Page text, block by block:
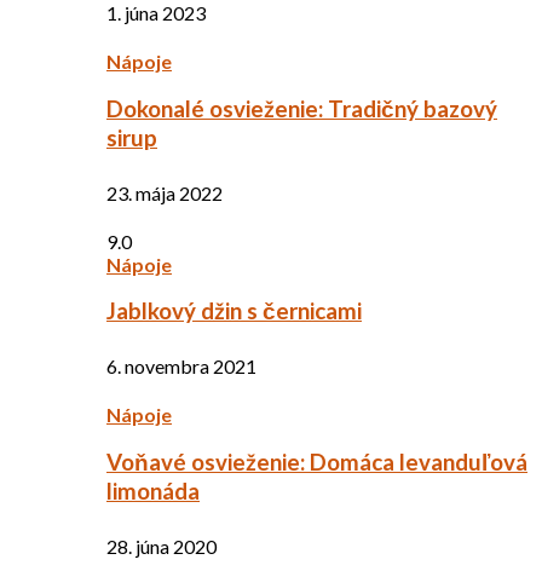
1. júna 2023
Nápoje
Dokonalé osvieženie: Tradičný bazový
sirup
23. mája 2022
9.0
Nápoje
Jablkový džin s černicami
6. novembra 2021
Nápoje
Voňavé osvieženie: Domáca levanduľová
limonáda
28. júna 2020